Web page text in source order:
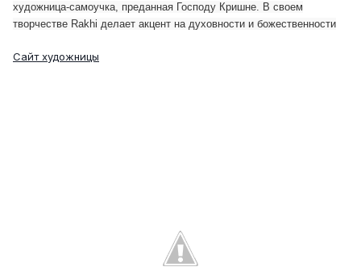
художница-самоучка, преданная Господу Кришне. В своем
творчестве Rakhi делает акцент на духовности и божественности
Сайт художницы